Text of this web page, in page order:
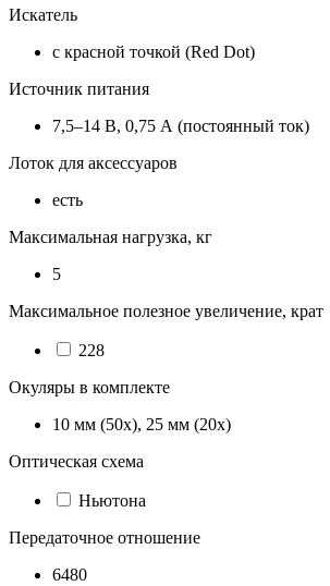
Искатель
с красной точкой (Red Dot)
Источник питания
7,5–14 В, 0,75 А (постоянный ток)
Лоток для аксессуаров
есть
Максимальная нагрузка, кг
5
Максимальное полезное увеличение, крат
228
Окуляры в комплекте
10 мм (50х), 25 мм (20х)
Оптическая схема
Ньютона
Передаточное отношение
6480